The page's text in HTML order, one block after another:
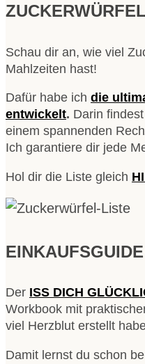
Schau dir an, wie viel
Mahlzeiten hast!
Dafür habe ich die
entwickelt. Darin
einem spannenden
Ich garantiere dir jede
Hol dir die Liste gleich
Der ISS DICH
Workbook mit
viel Herzblut erstellt
Damit lernst du schon